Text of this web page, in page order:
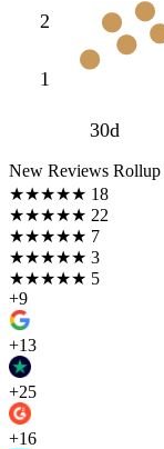
2
1
30d
New Reviews Rollup
★★★★★ 18
★★★★★ 22
★★★★★ 7
★★★★★ 3
★★★★★ 5
+9
+13
+25
+16